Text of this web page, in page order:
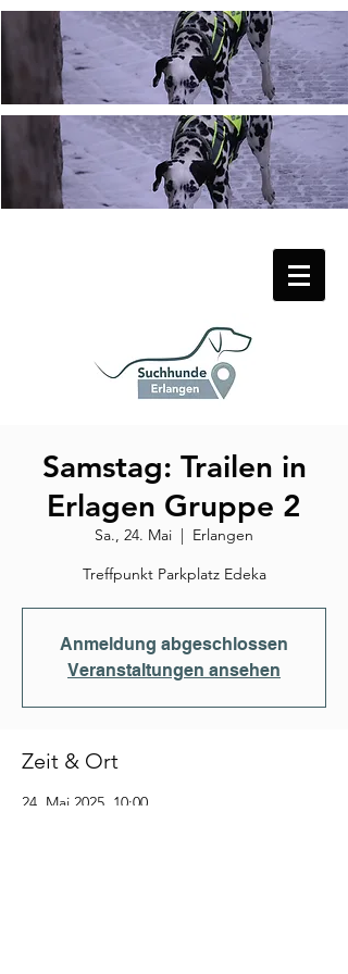
Samstag: Trailen in
Erlagen Gruppe 2
Sa., 24. Mai
  |
Erlangen
Treffpunkt Parkplatz Edeka
Anmeldung abgeschlossen
Veranstaltungen ansehen
Zeit & Ort
24. Mai 2025, 10:00